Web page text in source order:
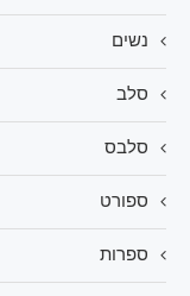
נשים
סלב
סלבס
ספורט
ספרות